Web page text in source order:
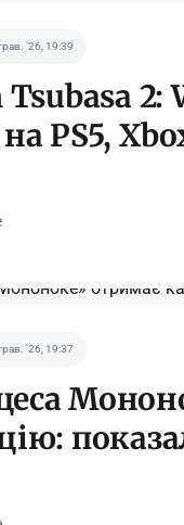
'26, 19:39
2:
PS5,
'26, 19:37